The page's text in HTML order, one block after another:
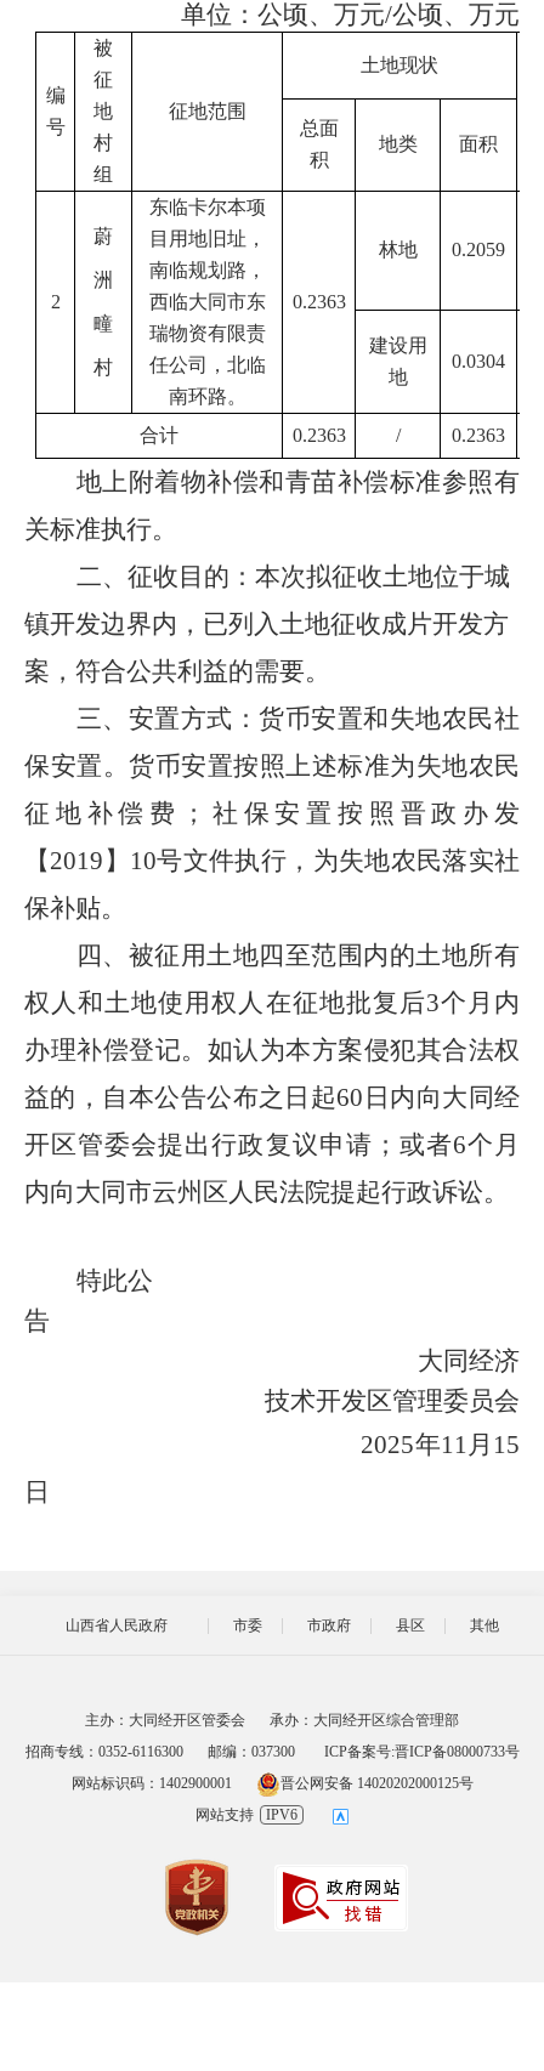
单位：公顷、万元/公顷、万元
编
号
被
征
地
村
组
征地范围
土地现状
总面
积
地类 面积
2
蔚
洲
疃
村
东临卡尔本项
目用地旧址，
南临规划路，
西临大同市东
瑞物资有限责
任公司，北临
南环路。
0.2363
林地 0.2059
建设用
地
0.0304
合计 0.2363 / 0.2363
地上附着物补偿和青苗补偿标准参照有
关标准执行。
二、征收目的：本次拟征收土地位于城
镇开发边界内，已列入土地征收成片开发方
案， 符合公共利益的需要。
三、安置方式：货币安置和失地农民社
保安置。货币安置按照上述标准为失地农民
征地补偿 费；社保安置按照晋政办发
【2019】10号文件执行 ，为失地农民落实社
保补贴。
四、被征用土地四至范围内的土地所有
权人和土地使用权人在征地批复后3个月内
办理补偿登记。如认为本方案侵犯其合法权
益的，自本公告公布之日起60日内向大同经
开区管委会提出行政复议申请；或者6个月
内向大同市云州区人民法院提起行政诉讼。
特此公
告
大同经济
技术开发区管理委员会
2025年11月 15
日
山西省人民政府 市委 市政府 县区 其他
主办：大同经开区管委会
承办：大同经开区综合管理部
招商专线：0352-6116300
邮编：037300
ICP备案号:晋ICP备08000733号
网站标识码：1402900001
晋公网安备 14020202000125号
网站支持
IPV6